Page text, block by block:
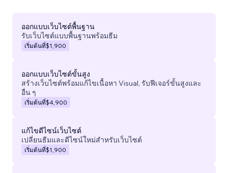
ออกแบบเว็บไซต์พื้นฐาน
รับเว็บไซต์แบบพื้นฐานพร้อมธีม
เริ่มต้นที่$1,900
ออกแบบเว็บไซต์ขั้นสูง
สร้างเว็บไซต์พร้อมแก้ไขเนื้อหา Visual, รับฟีเจอร์ขั้นสูงและ
อื่น ๆ
เริ่มต้นที่$4,900
แก้ไขดีไซน์เว็บไซต์
เปลี่ยนธีมและดีไซน์ใหม่สำหรับเว็บไซต์
เริ่มต้นที่$1,900